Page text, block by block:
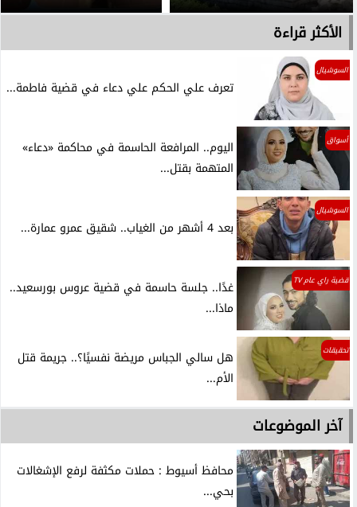
الأكثر قراءة
السوشيال
تعرف علي الحكم علي دعاء في قضية فاطمة...
أسواق
اليوم.. المرافعة الحاسمة في محاكمة «دعاء»
المتهمة بقتل...
السوشيال
بعد 4 أشهر من الغياب.. شقيق عمرو عمارة...
قضية راي عام TV
غدًا.. جلسة حاسمة في قضية عروس بورسعيد..
ماذا...
تحقيقات
هل سالي الجباس مريضة نفسيًا؟.. جريمة قتل
الأم...
آخر الموضوعات
محافظ أسيوط : حملات مكثفة لرفع الإشغالات
بحي...